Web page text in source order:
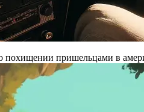
похищении пришельцами в